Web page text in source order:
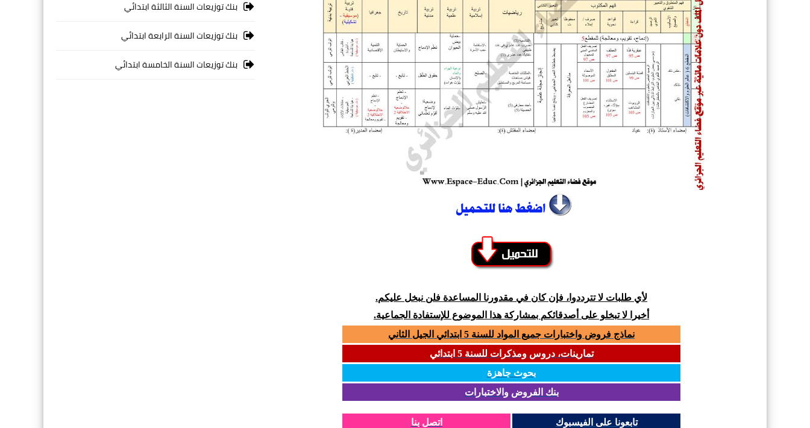
لأي طلبات لا تترددوا، فإن كان في مقدورنا المساعدة فلن نبخل عليكم.
أخيرا لا تبخلو على أصدقائكم بمشاركة هذا الموضوع للإستفادة الجماعية.
نماذج فروض واختبارات جميع المواد للسنة 5 ابتدائي الجيل الثاني
تمارينات، دروس ومذكرات للسنة 5 ابتدائي
بحوث جاهزة
بنك الفروض والاختبارات
تابعونا على الفيسبوك اتصل بنا
بنك توزيعات السنة الثالثة ابتدائي
بنك توزيعات السنة الرابعة ابتدائي
بنك توزيعات السنة الخامسة ابتدائي